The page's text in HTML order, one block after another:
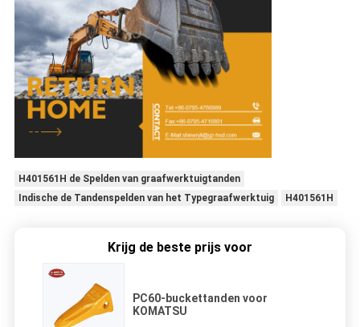
H401561H de Spelden van graafwerktuigtanden
Indische de Tandenspelden van het Typegraafwerktuig
H401561H
Krijg de beste prijs voor
PC60-buckettanden voor
KOMATSU